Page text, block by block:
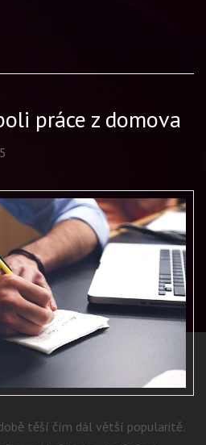
práce z domova
těší čím dál větší popularitě.